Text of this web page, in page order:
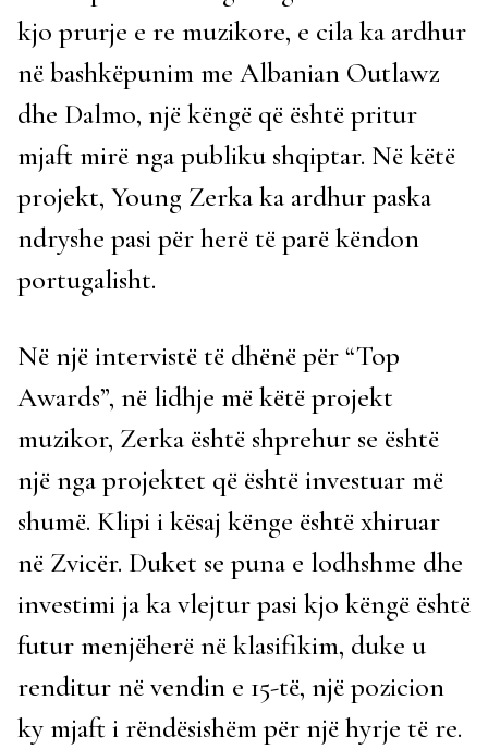
kjo prurje e re muzikore, e cila ka ardhur
në bashkëpunim me Albanian Outlawz
dhe Dalmo, një këngë që është pritur
mjaft mirë nga publiku shqiptar. Në këtë
projekt, Young Zerka ka ardhur paska
ndryshe pasi për herë të parë këndon
portugalisht.
Në një intervistë të dhënë për “Top
Awards”, në lidhje më këtë projekt
muzikor, Zerka është shprehur se është
një nga projektet që është investuar më
shumë. Klipi i kësaj kënge është xhiruar
në Zvicër. Duket se puna e lodhshme dhe
investimi ja ka vlejtur pasi kjo këngë është
futur menjëherë në klasifikim, duke u
renditur në vendin e 15-të, një pozicion
ky mjaft i rëndësishëm për një hyrje të re.